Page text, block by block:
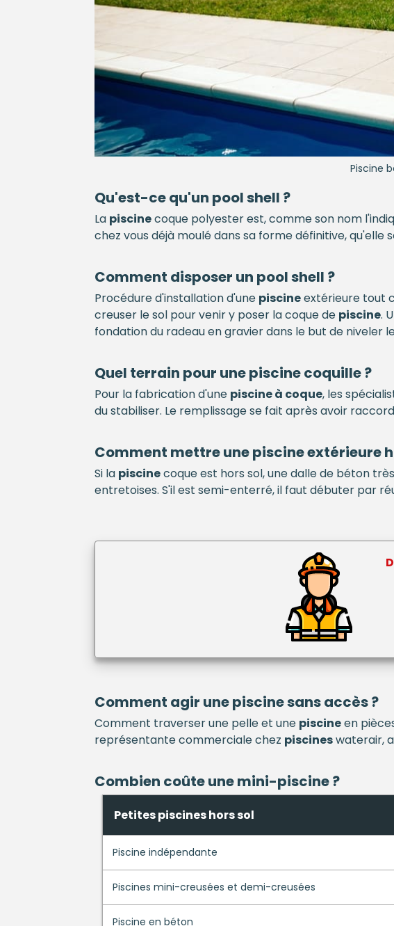
Piscine
Qu'est-ce qu'un pool shell ?
La piscinecoque polyester est, comme son nom
chez vous déjà moulé dans sa forme définitive,
Comment disposer un pool shell ?
Procédure d'installation d'une piscineextérieure tout
creuser le sol pour venir y poser la coque de piscine.
fondation du radeau en gravier dans le but de niveler
Quel terrain pour unepiscinecoquille ?
Pour la fabrication d'une piscine à coque, les
du stabiliser. Le remplissage se fait après avoir
Comment mettre unepiscineextérieure
Si la piscinecoque est hors sol, une dalle de béton
entretoises. S'il est semi-enterré, il faut débuter par
Comment agir unepiscinesans accès ?
Comment traverser une pelle et une piscineen
représentante commerciale chez piscineswaterair,
Combien coûte une mini-piscine?
Petites piscines hors sol
Piscine indépendante
Piscines mini-creusées et demi-creusées
Piscine en béton